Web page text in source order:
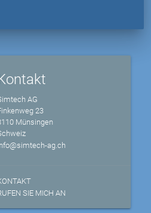
AG
23
Münsingen
ag.ch
SIE MICH AN